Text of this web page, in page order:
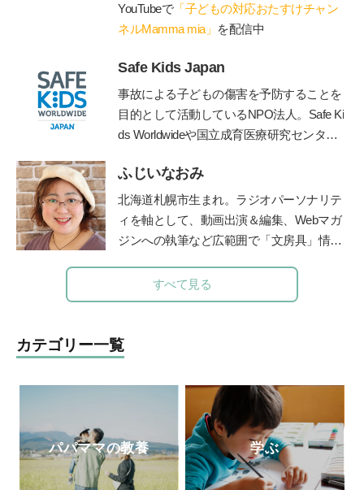
運営。現在は障害のあるお子さんと保護者
が一緒に通うことができる脱毛サロン
育てや療育相談、事業所での性教育のやり
方、職員研修やコンサル、講演等を行う。
著書に『発達障害の女の子のお母さんが、
早めに知っておきたい「47のルール」』、
っておいて良かったこと
ャル出版社）、『発達障害の女の子の「自
立」のために親としてできること』（
PHP
研究所）がある。
YouTubeで「子どもの対応おたすけチャン
ネルMamma mia」 を配信中
Safe Kids Japan
事故による子どもの傷害を予防することを
目的として活動しているNPO法人。Safe Ki
ds Worldwideや国立成育医療研究センタ
子どもの傷害予防に関する様々な活動を行
う。https://safekidsjapan.org/
ふじいなおみ
北海道札幌市生まれ。ラジオパーソナリテ
ィを軸として、動画出演＆編集、Webマガ
ジンへの執筆など広範囲で「文房具」情報
て活動。社会人になったときに両親から贈
られた万年筆に、黒以外の様々な色のイン
クコレクター(インク沼)になる。ご当地イ
ンクが特に大好物。一人ムスメ(2015年生
まれ)の母親としての視点から文房具を観
察し、レビュー記事を執筆している。
すべて見る
カテゴリー一覧
パパママの教養 学ぶ